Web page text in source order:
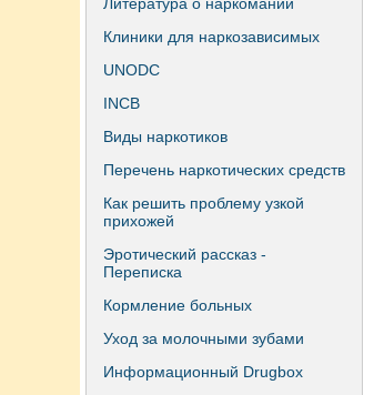
Клиники для наркозависимых
UNODC
INCB
Виды наркотиков
Перечень наркотических средств
Как решить проблему узкой
прихожей
Эротический рассказ -
Переписка
Кормление больных
Уход за молочными зубами
Информационный Drugbox